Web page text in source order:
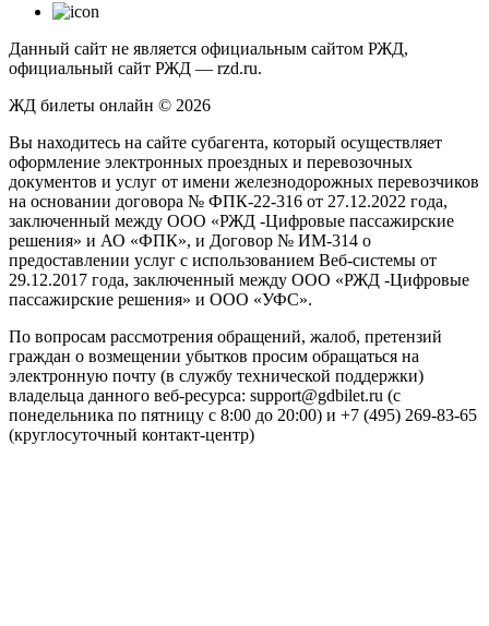
Данный сайт не является официальным сайтом РЖД,
официальный сайт РЖД — rzd.ru.
ЖД билеты онлайн © 2026
Вы находитесь на сайте субагента, который осуществляет
оформление электронных проездных и перевозочных
документов и услуг от имени железнодорожных перевозчиков
на основании договора № ФПК-22-316 от 27.12.2022 года,
заключенный между ООО «РЖД -Цифровые пассажирские
решения» и АО «ФПК», и Договор № ИМ-314 о
предоставлении услуг с использованием Веб-системы от
29.12.2017 года, заключенный между ООО «РЖД -Цифровые
пассажирские решения» и ООО «УФС».
По вопросам рассмотрения обращений, жалоб, претензий
граждан о возмещении убытков просим обращаться на
электронную почту (в службу технической поддержки)
владельца данного веб-ресурса: support@gdbilet.ru (с
понедельника по пятницу с 8:00 до 20:00) и +7 (495) 269-83-65
(круглосуточный контакт-центр)